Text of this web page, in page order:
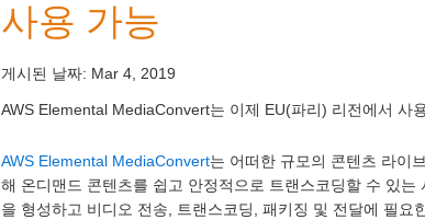
사용 가능
게시된 날짜: Mar 4, 2019
AWS Elemental MediaConvert는 이제 EU(파리) 리전에서 사
AWS Elemental MediaConvert는 어떠한 규모의 콘텐츠 라이
해 온디맨드 콘텐츠를 쉽고 안정적으로 트랜스코딩할 수 있
을 형성하고 비디오 전송, 트랜스코딩, 패키징 및 전달에 필요